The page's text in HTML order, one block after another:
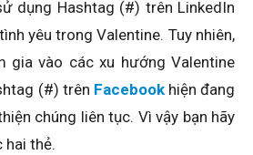
dụng Hashtag (#) trên LinkedIn
yêu trong Valentine. Tuy nhiên,
gia vào các xu hướng Valentine
(#) trên Facebookhiện đang
chúng liên tục. Vì vậy bạn hãy
thẻ.